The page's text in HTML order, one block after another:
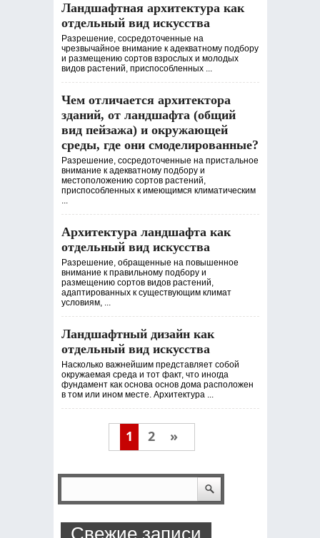
Ландшафтная архитектура как
отдельный вид искусства
Разрешение, сосредоточенные на
чрезвычайное внимание к адекватному подбору
и размещению сортов взрослых и молодых
видов растений, приспособленных ...
Чем отличается архитектора
зданий, от ландшафта (общий
вид пейзажа) и окружающей
среды, где они смоделированные?
Разрешение, сосредоточенные на пристальное
внимание к адекватному подбору и
местоположению сортов растений,
приспособленных к имеющимся климатическим
...
Архитектура ландшафта как
отдельный вид искусства
Разрешение, обращенные на повышенное
внимание к правильному подбору и
размещению сортов видов растений,
адаптированных к существующим климат
условиям, ...
Ландшафтный дизайн как
отдельный вид искусства
Насколько важнейшим представляет собой
окружаемая среда и тот факт, что иногда
фундамент как основа основ дома расположен
в том или ином месте. Архитектура ...
1 2 »
Свежие записи